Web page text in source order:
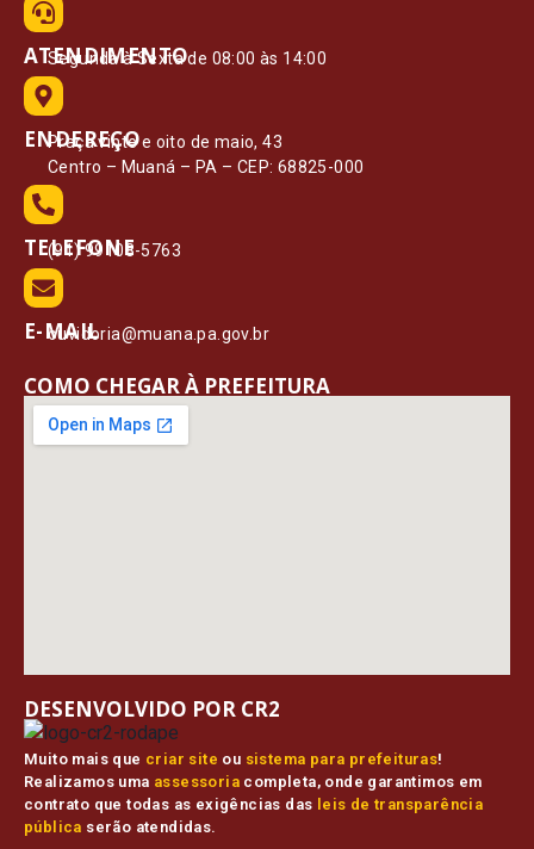
ATENDIMENTO
Segunda à Sexta de 08:00 às 14:00
ENDEREÇO
Praça vinte e oito de maio, 43
Centro – Muaná – PA – CEP: 68825-000
TELEFONE
(91) 99108-5763
E-MAIL
ouvidoria@muana.pa.gov.br
COMO CHEGAR À PREFEITURA
Muito mais que criar site ou sistema para prefeituras!
Realizamos uma assessoria completa, onde garantimos em
contrato que todas as exigências das leis de transparência
pública serão atendidas.
DESENVOLVIDO POR CR2